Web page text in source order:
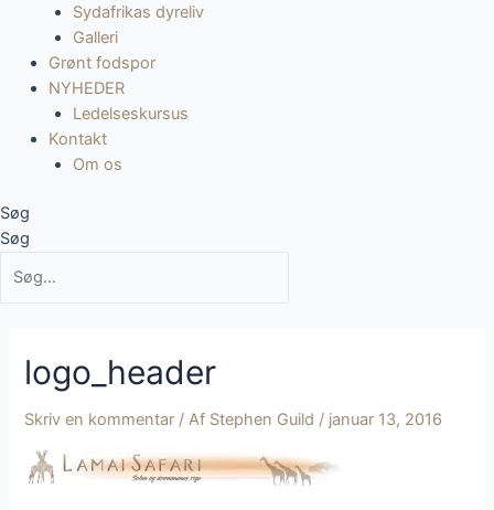
Sydafrikas dyreliv
Galleri
Grønt fodspor
NYHEDER
Ledelseskursus
Kontakt
Om os
Søg
Søg
logo_header
Skriv en kommentar / Af Stephen Guild / januar 13, 2016